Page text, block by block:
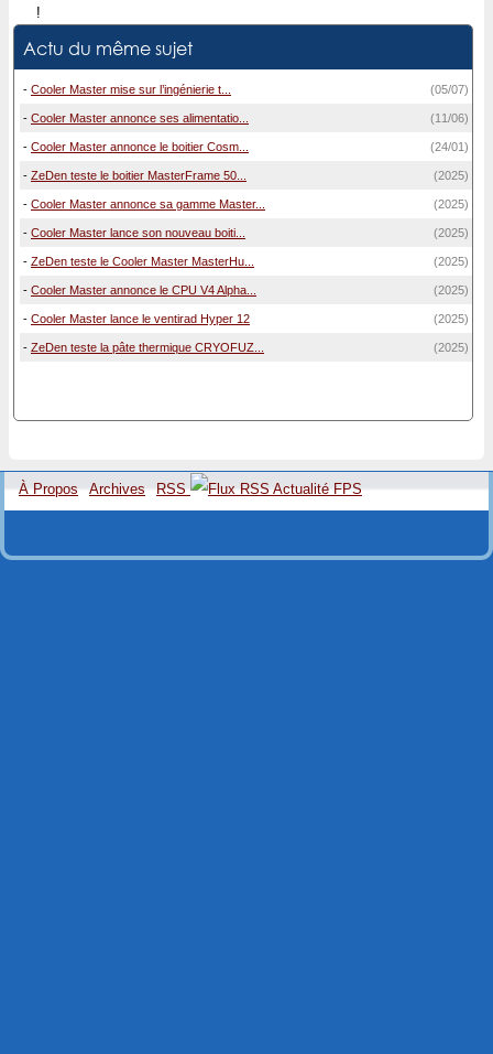
!
Actu du même sujet
- Cooler Master mise sur l’ingénierie t... (05/07)
- Cooler Master annonce ses alimentatio... (11/06)
- Cooler Master annonce le boitier Cosm... (24/01)
- ZeDen teste le boitier MasterFrame 50... (2025)
- Cooler Master annonce sa gamme Master... (2025)
- Cooler Master lance son nouveau boiti... (2025)
- ZeDen teste le Cooler Master MasterHu... (2025)
- Cooler Master annonce le CPU V4 Alpha... (2025)
- Cooler Master lance le ventirad Hyper 12 (2025)
- ZeDen teste la pâte thermique CRYOFUZ... (2025)
À Propos Archives RSS